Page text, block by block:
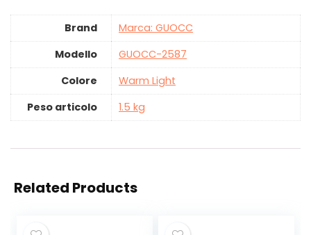
Brand
Marca: GUOCC
Modello
‎GUOCC-2587
Colore
‎Warm Light
Peso articolo
‎1.5 kg
Related Products